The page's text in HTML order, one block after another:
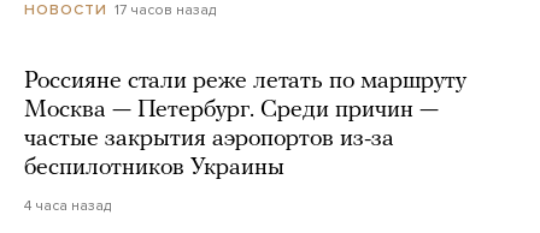
НОВОСТИ 17 часов назад
Россияне стали реже летать по маршруту
Москва — Петербург. Среди причин —
частые закрытия аэропортов из-за
беспилотников Украины
4 часа назад